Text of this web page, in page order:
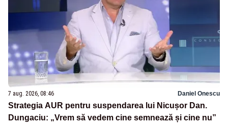
7 aug. 2026, 08:46 Daniel Onescu
Strategia AUR pentru suspendarea lui Nicușor Dan.
Dungaciu: „Vrem să vedem cine semnează și cine nu”